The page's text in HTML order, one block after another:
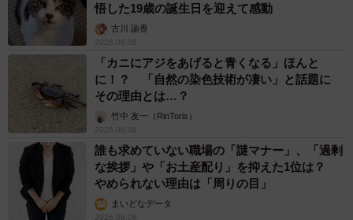
悟した19歳の誕生日を迎えて感動
古川 諭香
2026.08.06
「カニにアジをあげると青くなる」ほんと
に！？ 「自然の染色技術が凄い」と話題に
その理由とは…？
竹中 友一（RinToris）
2026.08.06
誰も求めていない職場の「謎マナー」、「過剰
な挨拶」や「お土産配り」を抑えた1位は？
やめられない理由は「周りの目」
まいどなデータ
2026.08.06